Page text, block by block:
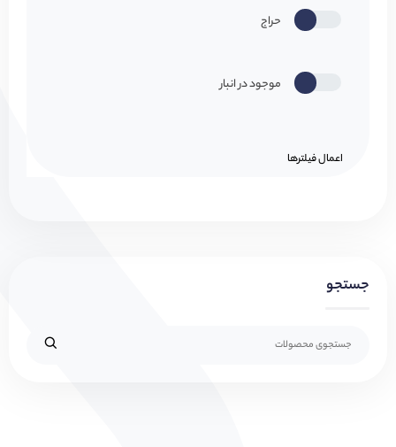
حراج
موجود در انبار
اعمال فیلتر‌ها
جستجو